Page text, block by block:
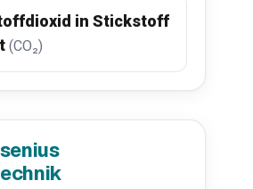
in Stickstoff
(CO₂)